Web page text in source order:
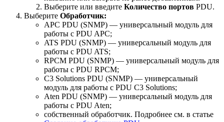
Выберите или введите Количество портов PDU.
Выберите Обработчик:
APC PDU (SNMP) — универсальный модуль для
работы с PDU APC;
ATS PDU (SNMP) — универсальный модуль для
работы с PDU ATS;
RPCM PDU (SNMP) — универсальный модуль для
работы с PDU RPCM;
C3 Solutions PDU (SNMP) — универсальный
модуль для работы с PDU C3 Solutions;
Aten PDU (SNMP) — универсальный модуль для
работы с PDU Aten;
собственный обработчик. Подробнее см. в статье